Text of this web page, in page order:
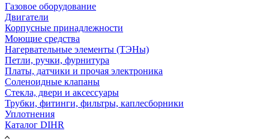
Газовое оборудование
Двигатели
Корпусные принадлежности
Моющие средства
Нагервательные элементы (ТЭНы)
Петли, ручки, фурнитура
Платы, датчики и прочая электроника
Соленоидные клапаны
Стекла, двери и аксессуары
Трубки, фитинги, фильтры, каплесборники
Уплотнения
Каталог DIHR